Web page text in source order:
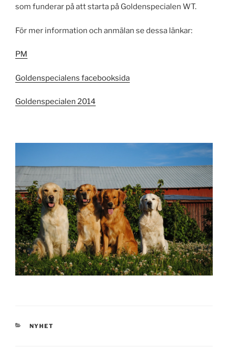
som funderar på att starta på Goldenspecialen WT.
För mer information och anmälan se dessa länkar:
PM
Goldenspecialens facebooksida
Goldenspecialen 2014
KATEGORIER
NYHET